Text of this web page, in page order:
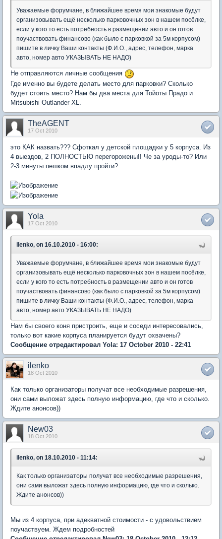
Уважаемые форумчане, в ближайшее время мои знакомые будут
организовывать ещё несколько парковочных зон в нашем посёлке,
если у кого то есть потребность в размещении авто и он готов
поучаствовать финансово (как было с парковкой за 5м корпусом)
пишите в личку Ваши контакты (Ф.И.О., адрес, телефон, марка
авто, номер авто УКАЗЫВАТЬ НЕ НАДО)
Не отправляются личные сообщения
Где именно вы будете делать место для парковки? Сколько
будет стоить место? Нам бы два места для Тойоты Прадо и
Mitsubishi Outlander XL.
TheAGENT
17 Oct 2010
это КАК назвать??? Сфоткал у детской площадки у 5 корпуса. Из
4 выездов, 2 ПОЛНОСТЬЮ перегорожены!! Че за уроды-то? Или
2-3 минуты пешком впадлу пройти?
Yola
17 Oct 2010
ilenko, on 16.10.2010 - 16:00:
Уважаемые форумчане, в ближайшее время мои знакомые будут
организовывать ещё несколько парковочных зон в нашем посёлке,
если у кого то есть потребность в размещении авто и он готов
поучаствовать финансово (как было с парковкой за 5м корпусом)
пишите в личку Ваши контакты (Ф.И.О., адрес, телефон, марка
авто, номер авто УКАЗЫВАТЬ НЕ НАДО)
Нам бы своего коня пристроить, еще и соседи интересовались,
только вот какие корпуса планируется будут охвачены?
Сообщение отредактировал Yola: 17 October 2010 - 22:41
ilenko
18 Oct 2010
Как только организаторы получат все необходимые разрешения,
они сами выложат здесь полную информацию, где что и сколько.
Ждите анонсов))
New03
18 Oct 2010
ilenko, on 18.10.2010 - 11:14:
Как только организаторы получат все необходимые разрешения,
они сами выложат здесь полную информацию, где что и сколько.
Ждите анонсов))
Мы из 4 корпуса, при адекватной стоимости - с удовольствием
поучаствуем. Ждем подробностей